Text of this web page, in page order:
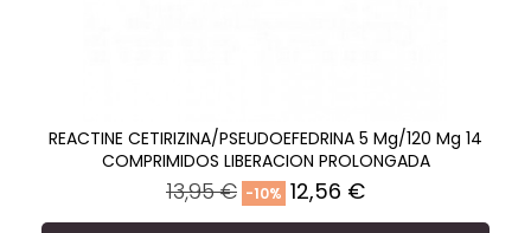
REACTINE CETIRIZINA/PSEUDOEFEDRINA 5 Mg/120 Mg 14
COMPRIMIDOS LIBERACION PROLONGADA
Precio
regular
13,95 € -10% Precio
12,56 €